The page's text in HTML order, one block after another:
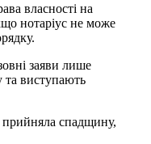
власності на
нотаріус не може
заяви лише
та виступають
спадщину,